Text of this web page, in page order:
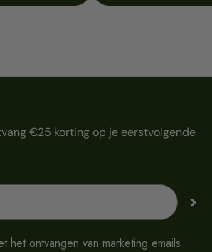
€25 korting op je eerstvolgende
>
het ontvangen van marketing emails